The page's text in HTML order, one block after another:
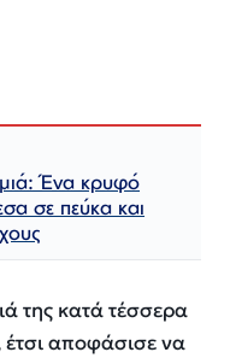
Ένα κρυφό
σε πεύκα και
της κατά τέσσερα
αποφάσισε να